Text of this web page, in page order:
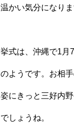
温かい気分になりま
挙式は、沖縄で1月
のようです。お相
姿にきっと三好内
でしょうね。